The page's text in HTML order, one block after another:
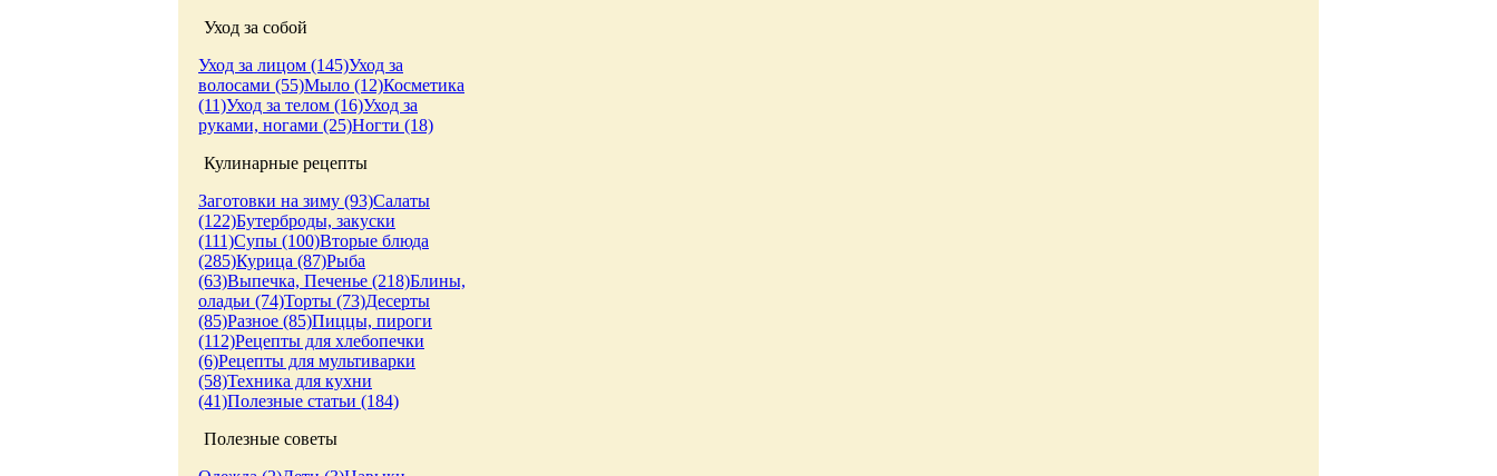
Уход за собой
Уход за лицом (145)Уход за
волосами (55)Мыло (12)Косметика
(11)Уход за телом (16)Уход за
руками, ногами (25)Ногти (18)
Кулинарные рецепты
Заготовки на зиму (93)Салаты
(122)Бутерброды, закуски
(111)Супы (100)Вторые блюда
(285)Курица (87)Рыба
(63)Выпечка, Печенье (218)Блины,
оладьи (74)Торты (73)Десерты
(85)Разное (85)Пиццы, пироги
(112)Рецепты для хлебопечки
(6)Рецепты для мультиварки
(58)Техника для кухни
(41)Полезные статьи (184)
Полезные советы